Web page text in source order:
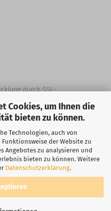
Cookies, um Ihnen die
bieten zu können.
Technologien, auch von
der Website zu
Angebotes zu analysieren und
bieten zu können. Weitere
Datenschutzerklärung.
durch SSL-